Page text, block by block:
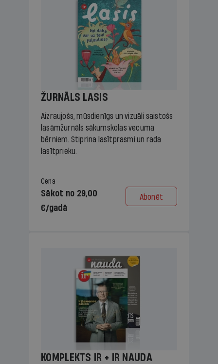
ŽURNĀLS LASIS
Aizraujošs, mūsdienīgs un vizuāli saistošs
lasāmžurnāls sākumskolas vecuma
bērniem. Stiprina lasītprasmi un rada
lasītprieku.
Cena
Sākot no 29,00
€/gadā
Abonēt
KOMPLEKTS IR + IR NAUDA